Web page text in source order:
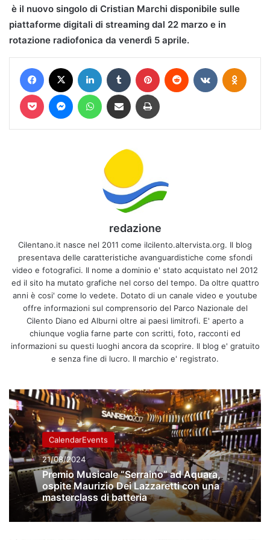
è il nuovo singolo di Cristian Marchi disponibile sulle
piattaforme digitali di streaming dal 22 marzo e in
rotazione radiofonica da venerdì 5 aprile.
Facebook LinkedIn Tumblr Pinterest Reddit VKontakte
Pocket MessengerWhatsAppCondividi via mail Stampa
redazione
Cilentano.it nasce nel 2011 come ilcilento.altervista.org. Il blog
presentava delle caratteristiche avanguardistiche come sfondi
video e fotografici. Il nome a dominio e' stato acquistato nel 2012
ed il sito ha mutato grafiche nel corso del tempo. Da oltre quattro
anni è cosi' come lo vedete. Dotato di un canale video e youtube
offre informazioni sul comprensorio del Parco Nazionale del
Cilento Diano ed Alburni oltre ai paesi limitrofi. E' aperto a
chiunque voglia farne parte con scritti, foto, racconti ed
informazioni su questi luoghi ancora da scoprire. Il blog e' gratuito
e senza fine di lucro. Il marchio e' registrato.
CalendarEvents
21/08/2024
Premio Musicale “Serraino” ad Aquara,
ospite Maurizio Dei Lazzaretti con una
masterclass di batteria